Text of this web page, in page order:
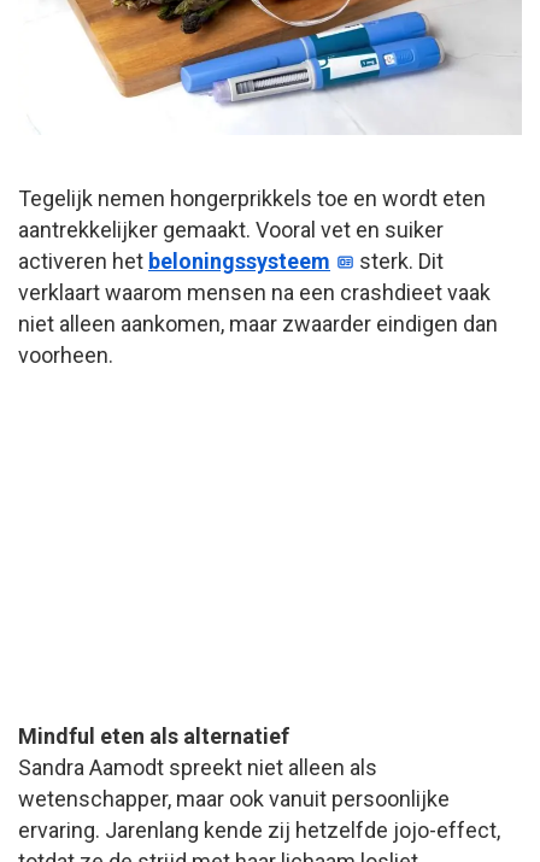
Tegelijk nemen hongerprikkels toe en wordt eten
aantrekkelijker gemaakt. Vooral vet en suiker
activeren het beloningssysteem
sterk. Dit
verklaart waarom mensen na een crashdieet vaak
niet alleen aankomen, maar zwaarder eindigen dan
voorheen.
Mindful eten als alternatief
Sandra Aamodt spreekt niet alleen als
wetenschapper, maar ook vanuit persoonlijke
ervaring. Jarenlang kende zij hetzelfde jojo-effect,